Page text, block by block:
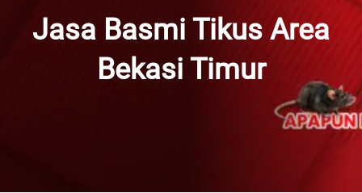
Jasa Basmi Tikus Area
Bekasi Timur